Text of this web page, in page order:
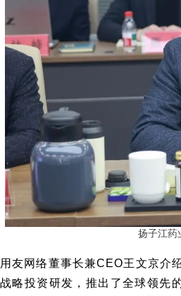
扬子江药
用友网络董事长兼CEO王文京介
战略投资研发，推出了全球领